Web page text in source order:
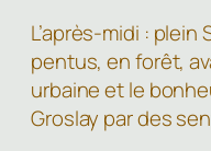
L’après-midi :
pentus, en forêt,
urbaine et le
Groslay par des